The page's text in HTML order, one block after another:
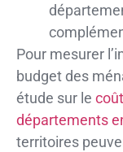
Pour mesurer
budget des
étude sur le
départements
territoires